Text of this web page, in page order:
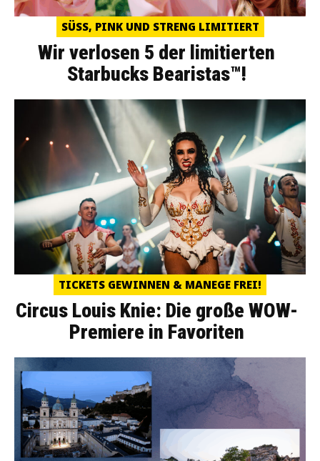
SÜSS, PINK UND STRENG LIMITIERT
Wir verlosen 5 der limitierten
Starbucks Bearistas™!
TICKETS GEWINNEN & MANEGE FREI!
Circus Louis Knie: Die große WOW-
Premiere in Favoriten